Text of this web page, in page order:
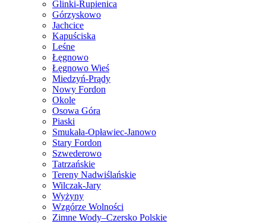
Glinki-Rupienica
Górzyskowo
Jachcice
Kapuściska
Leśne
Łęgnowo
Łęgnowo Wieś
Miedzyń-Prądy
Nowy Fordon
Okole
Osowa Góra
Piaski
Smukała-Opławiec-Janowo
Stary Fordon
Szwederowo
Tatrzańskie
Tereny Nadwiślańskie
Wilczak-Jary
Wyżyny
Wzgórze Wolności
Zimne Wody–Czersko Polskie